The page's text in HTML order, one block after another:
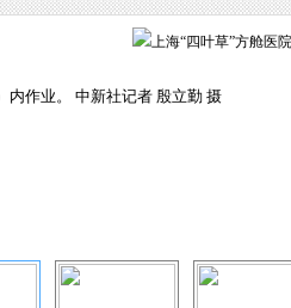
内作业。 中新社记者 殷立勤 摄